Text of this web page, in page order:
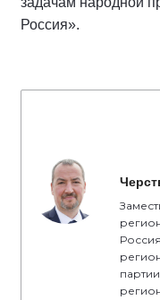
Россия».